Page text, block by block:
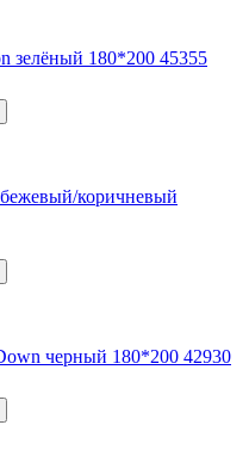
зелёный 180*200 45355
коричневый
черный 180*200 42930